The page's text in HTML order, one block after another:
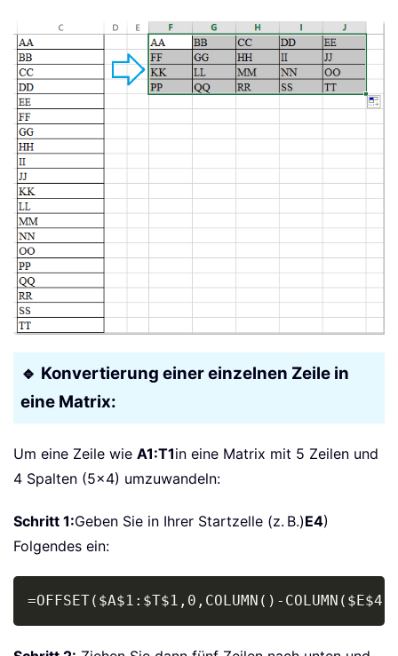
🔹 Konvertierung einer einzelnen Zeile in
eine Matrix:
Um eine Zeile wie A1:T1in eine Matrix mit 5 Zeilen und
4 Spalten (5×4) umzuwandeln:
Schritt 1:Geben Sie in Ihrer Startzelle (z. B.)E4)
Folgendes ein:
=OFFSET($A$1:$T$1,0,COLUMN()- Copy